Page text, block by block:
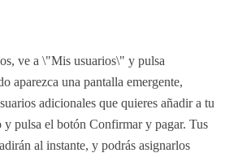
ve a \"Mis usuarios\" y pulsa
aparezca una pantalla emergente,
adicionales que quieres añadir a tu
y pulsa el botón Confirmar y pagar. Tus
al instante, y podrás asignarlos